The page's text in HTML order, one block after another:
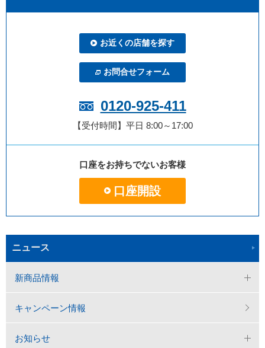
お近くの店舗を探す
お問合せフォーム
0120-925-411
【受付時間】平日 8:00～17:00
口座をお持ちでないお客様
口座開設
ニュース
新商品情報
キャンペーン情報
お知らせ